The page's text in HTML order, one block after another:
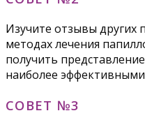
Изучите отзывы других
методах лечения
получить
наиболее
СОВЕТ №3